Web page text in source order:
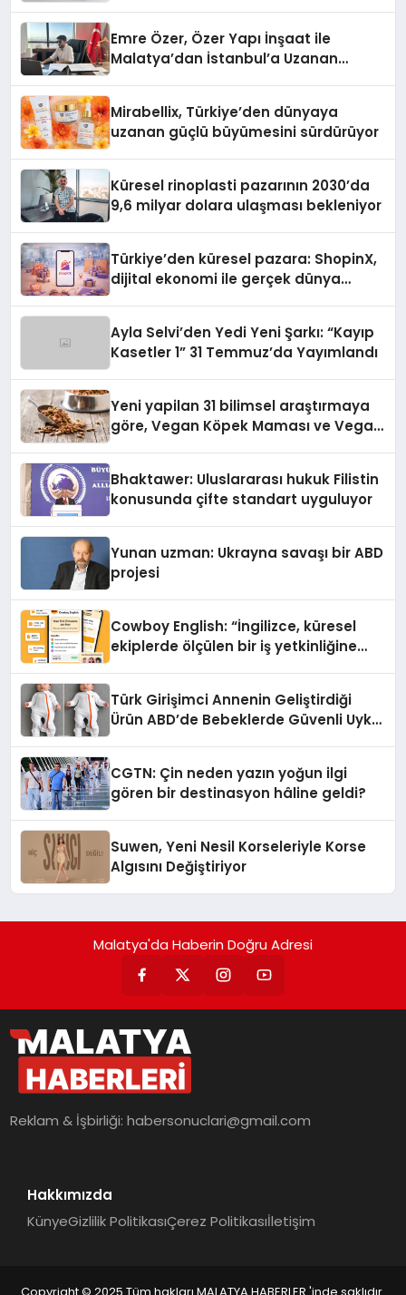
Emre Özer, Özer Yapı İnşaat ile
Malatya’dan İstanbul’a Uzanan
Mirabellix, Türkiye’den dünyaya
uzanan güçlü büyümesini sürdürüyor
Küresel rinoplasti pazarının 2030’da
9,6 milyar dolara ulaşması bekleniyor
Türkiye’den küresel pazara: ShopinX,
dijital ekonomi ile gerçek dünya
Ayla Selvi’den Yedi Yeni Şarkı: “Kayıp
Kasetler 1” 31 Temmuz’da Yayımlandı
Yeni yapilan 31 bilimsel araştırmaya
göre, Vegan Köpek Maması ve Vegan
Bhaktawer: Uluslararası hukuk Filistin
konusunda çifte standart uyguluyor
Yunan uzman: Ukrayna savaşı bir ABD
projesi
Cowboy English: “İngilizce, küresel
ekiplerde ölçülen bir iş yetkinliğine
Türk Girişimci Annenin Geliştirdiği
Ürün ABD’de Bebeklerde Güvenli Uyku
CGTN: Çin neden yazın yoğun ilgi
gören bir destinasyon hâline geldi?
Suwen, Yeni Nesil Korseleriyle Korse
Algısını Değiştiriyor
Malatya'da Haberin Doğru Adresi
Reklam & İşbirliği:habersonuclari@gmail.com
Hakkımızda
KünyeGizlilik PolitikasıÇerez Politikasıİletişim
Copyright © 2025 Tüm hakları MALATYA HABERLER 'inde saklıdır.